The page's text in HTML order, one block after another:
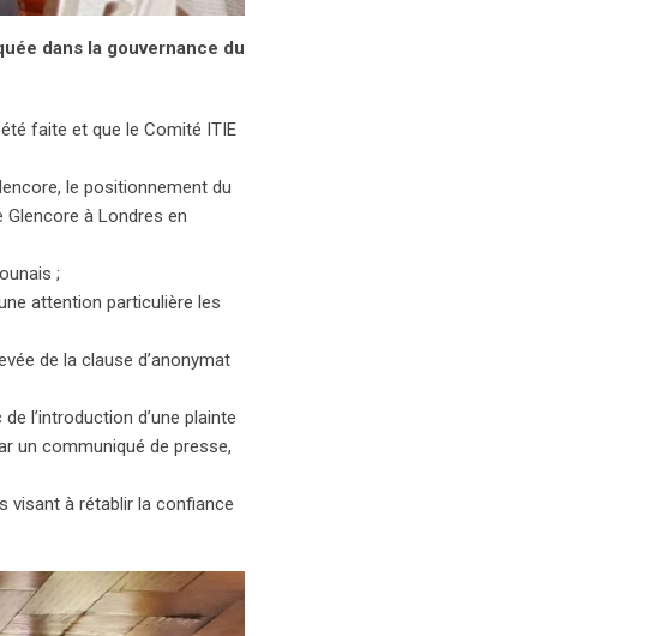
dans la gouvernance du
faite et que le Comité ITIE
le positionnement du
à Londres en
;
attention particulière les
de la clause d’anonymat
l’introduction d’une plainte
un communiqué de presse,
visant à rétablir la confiance